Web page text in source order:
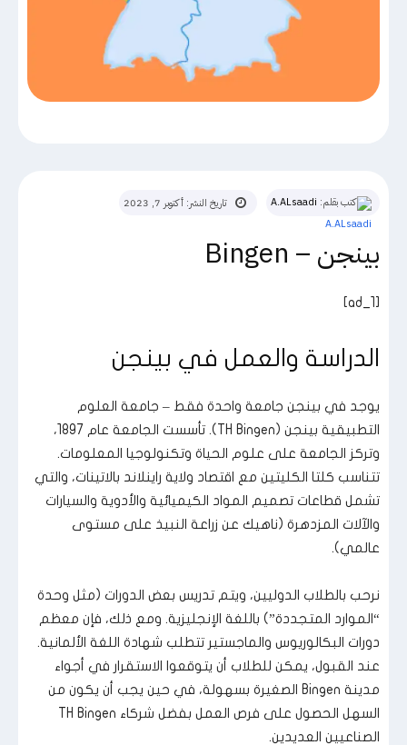
كتب بقلم: A.ALsaadi تاريخ النشر: أكتوبر 7, 2023
بينجن – Bingen
[ad_1]
الدراسة والعمل في بينجن
يوجد في بينجن جامعة واحدة فقط – جامعة العلوم
التطبيقية بينجن (TH Bingen). تأسست الجامعة عام 1897،
وتركز الجامعة على علوم الحياة وتكنولوجيا المعلومات.
تتناسب كلتا الكليتين مع اقتصاد ولاية راينلاند بالاتينات، والتي
تشمل قطاعات تصميم المواد الكيميائية والأدوية والسيارات
والآلات المزدهرة (ناهيك عن زراعة النبيذ على مستوى
عالمي).
نرحب بالطلاب الدوليين، ويتم تدريس بعض الدورات (مثل وحدة
“الموارد المتجددة”) باللغة الإنجليزية. ومع ذلك، فإن معظم
دورات البكالوريوس والماجستير تتطلب شهادة اللغة الألمانية.
عند القبول، يمكن للطلاب أن يتوقعوا الاستقرار في أجواء
مدينة Bingen الصغيرة بسهولة، في حين يجب أن يكون من
السهل الحصول على فرص العمل بفضل شركاء TH Bingen
الصناعيين العديدين.